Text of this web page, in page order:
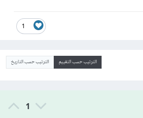
1
الترتيب حسب التقييم الترتيب حسب التاريخ
1